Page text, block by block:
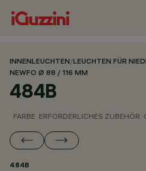
INNENLEUCHTEN/LEUCHTEN FÜR
NEWFO Ø 88 / 116 MM
484B
FARBE ERFORDERLICHES ZUBEHÖR
484B